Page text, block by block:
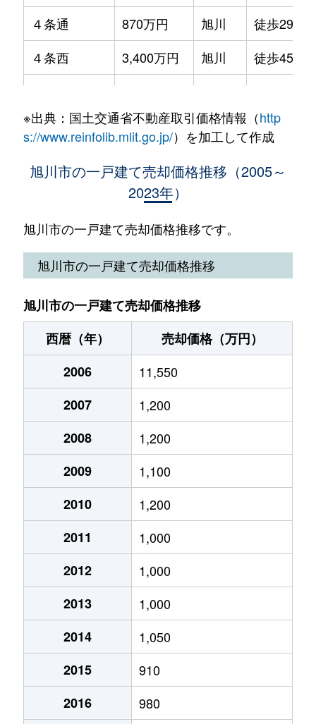
４条通
870万円 旭川
徒歩29分
４条西
3,400万円 旭川
徒歩45分
６条西
3,800万円 旭川
徒歩25分
4,300万円
８条通
430万円 旭川
８条通
4,500万円 旭川
９条西
50万円 旭川
徒歩45分
秋月１条
570万円 旭川
徒歩1時間
旭町１条
旭町１条
1,200万円
旭町１条
660万円
旭町１条
480万円
旭町１条
1,600万円
旭町２条
750万円
旭町２条
1,000万円
大町２条
4,800万円
大町２条
2,300万円
※出典：国土交通省不動産取引価格情報（http
s://www.reinfolib.mlit.go.jp/）を加工して作成
旭川市の一戸建て売却価格推移（2005～
2023年）
旭川市の一戸建て売却価格推移です。
旭川市の一戸建て売却価格推移
旭川市の一戸建て売却価格推移
西暦（年）
売却価格（万円）
2006
11,550
2007
1,200
2008
1,200
2009
1,100
2010
1,200
2011
1,000
2012
1,000
2013
1,000
2014
1,050
2015
910
2016
980